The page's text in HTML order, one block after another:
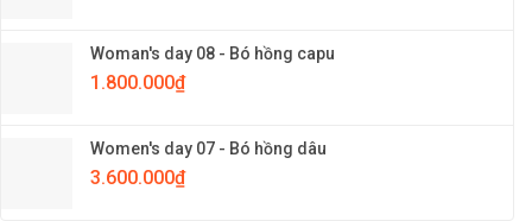
Woman's day 08 - Bó hồng capu
1.800.000₫
Women's day 07 - Bó hồng dâu
3.600.000₫